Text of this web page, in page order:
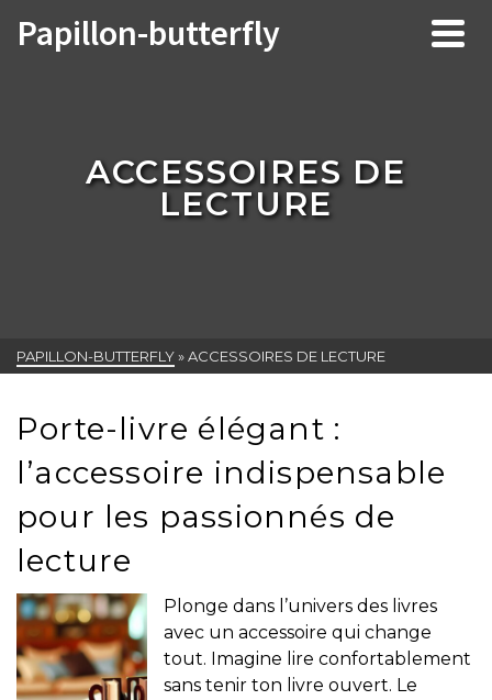
Papillon-butterfly
ACCESSOIRES DE
LECTURE
PAPILLON-BUTTERFLY»ACCESSOIRES DE LECTURE
Porte-livre élégant :
l’accessoire indispensable
pour les passionnés de
lecture
Plonge dans l’univers des livres
avec un accessoire qui change
tout. Imagine lire confortablement
sans tenir ton livre ouvert. Le